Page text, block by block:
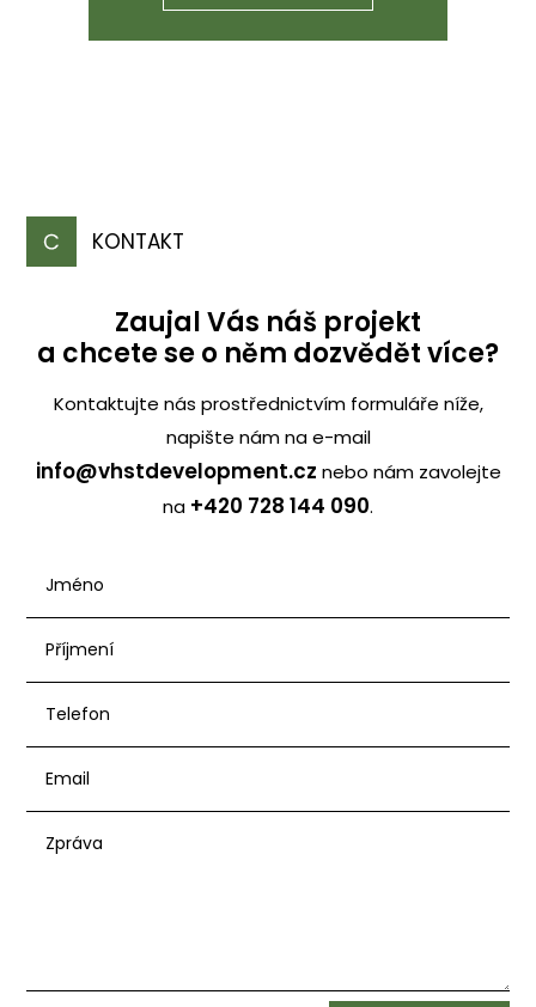
KONTAKT
Zaujal Vás náš projekt
a chcete se o něm dozvědět více?
Kontaktujte nás prostřednictvím formuláře níže,
napište nám na e-mail
info@vhstdevelopment.cz nebo nám zavolejte
na +420 728 144 090.